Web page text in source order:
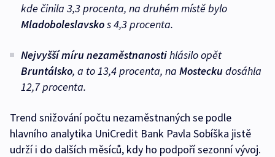
kde činila 3,3 procenta, na druhém místě bylo
Mladoboleslavskos 4,3 procenta.
Nejvyšší míru nezaměstnanostihlásilo opět
Bruntálsko, a to 13,4 procenta, na Mosteckudosáhla
12,7 procenta.
Trend snižování počtu nezaměstnaných se podle
hlavního analytika UniCredit Bank Pavla Sobíška jistě
udrží i do dalších měsíců, kdy ho podpoří sezonní vývoj.